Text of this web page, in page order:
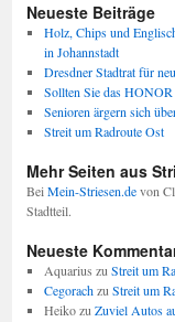
Neueste Beiträge
Holz, Chips und
in Johannstadt
Dresdner Stadtrat für
Sollten Sie das
Senioren ärgern sich
Streit um Radroute Ost
Mehr Seiten aus
BeiMein-Striesen.devon
Stadtteil.
Neueste
Aquarius zuStreit um
CegorachzuStreit um
HeikozuZuviel Autos